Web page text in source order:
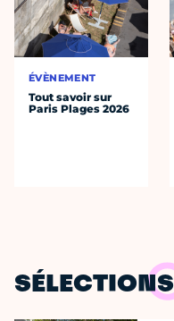
ÉVÈNEMENT
Tout savoir sur
Paris Plages 2026
SÉLECTIONS